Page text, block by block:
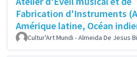
Fabrication d'Instruments
Amérique latine, Océan
Cultur'Art Mundi - Almeida De Jesus